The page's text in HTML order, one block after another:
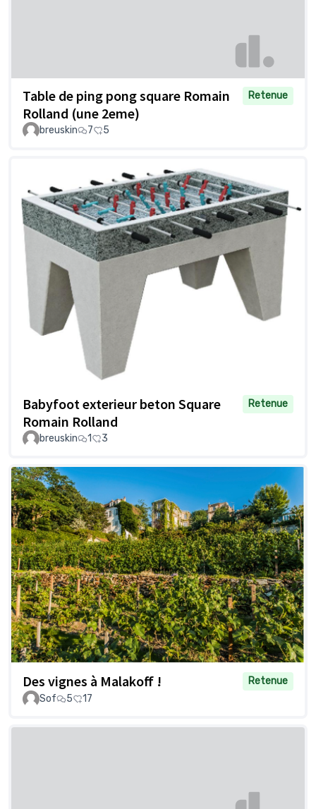
Table de ping pong square Romain
Rolland (une 2eme)
Retenue
breuskin 7 5
Babyfoot exterieur beton Square
Romain Rolland
Retenue
breuskin 1 3
Des vignes à Malakoff !
Retenue
Sof
5 17